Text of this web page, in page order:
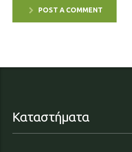
POST A COMMENT
Καταστήματα